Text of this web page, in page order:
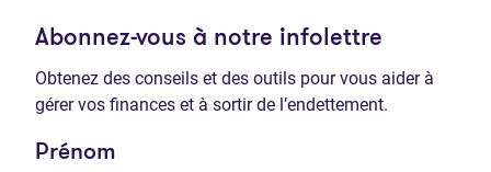
Abonnez-vous à notre infolettre
Obtenez des conseils et des outils pour vous aider à
gérer vos finances et à sortir de l’endettement.
Prénom